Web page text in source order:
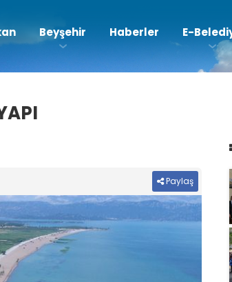
Beyşehir Haberler E-
Paylaş